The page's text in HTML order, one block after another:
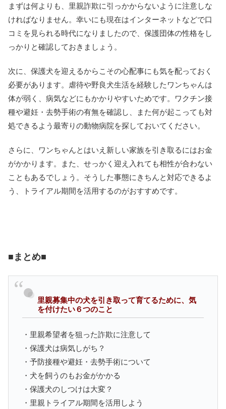
まずは何よりも、里親詐欺に引っかからないように注意しな
ければなりません。幸いにも現在はインターネットなどで口
コミを見られる時代になりましたので、保護団体の性格をし
っかりと確認しておきましょう。
次に、保護犬を迎えるからこその心配事にも気を配っておく
必要があります。虐待や野良犬生活を経験したワンちゃんは
体が弱く、病気などにもかかりやすいためです。ワクチン接
種や避妊・去勢手術の有無を確認し、また何が起こっても対
処できるよう最寄りの動物病院を探しておいてください。
さらに、ワンちゃんとはいえ新しい家族を引き取るにはお金
がかかります。また、せっかく迎え入れても相性が合わない
こともあるでしょう。そうした事態にきちんと対応できるよ
う、トライアル期間を活用するのがおすすめです。
■まとめ■
里親募集中の犬を引き取って育てるために、気
を付けたい６つのこと
・里親希望者を狙った詐欺に注意して
・保護犬は病気しがち？
・予防接種や避妊・去勢手術について
・犬を飼うのもお金がかかる
・保護犬のしつけは大変？
・里親トライアル期間を活用しよう